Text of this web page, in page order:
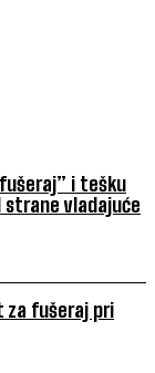
i tešku
strane vladajuće
za fušeraj pri